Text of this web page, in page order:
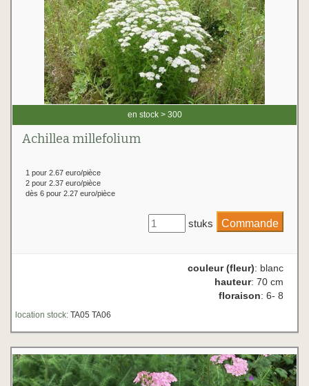
en stock > 300
Achillea millefolium
1 pour 2.67 euro/pièce
2 pour 2.37 euro/pièce
dès 6 pour 2.27 euro/pièce
stuks
couleur (fleur): blanc
hauteur: 70 cm
floraison: 6- 8
location stock: TA05 TA06